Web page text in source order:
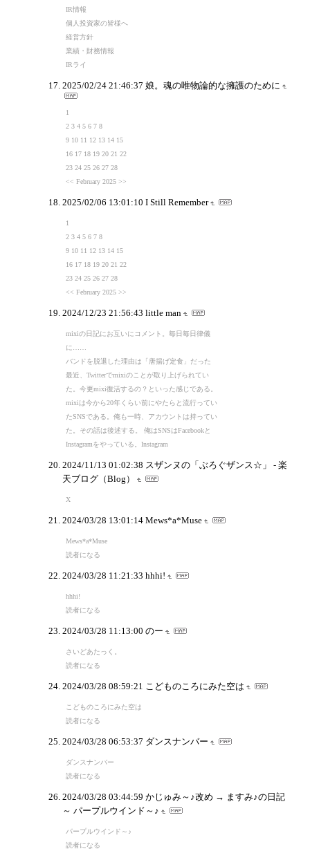
IR情報
個人投資家の皆様へ
経営方針
業績・財務情報
IRライ
2025/02/24 21:46:37 娘。魂の唯物論的な擁護のために
1
2 3 4 5 6 7 8
9 10 11 12 13 14 15
16 17 18 19 20 21 22
23 24 25 26 27 28
<< February 2025 >>
2025/02/06 13:01:10 I Still Remember
1
2 3 4 5 6 7 8
9 10 11 12 13 14 15
16 17 18 19 20 21 22
23 24 25 26 27 28
<< February 2025 >>
2024/12/23 21:56:43 little man
mixiの日記にお互いにコメント。毎日毎日律儀
に……
バンドを脱退した理由は「唐揚げ定食」だった
最近、Twitterでmixiのことが取り上げられてい
た。今更mixi復活するの？といった感じである。
mixiは今から20年くらい前にやたらと流行ってい
たSNSである。俺も一時、アカウントは持ってい
た。その話は後述する。 俺はSNSはFacebookと
Instagramをやっている。Instagram
2024/11/13 01:02:38 スザンヌの「ぶろぐザンス☆」 - 楽
天ブログ（Blog）
X
2024/03/28 13:01:14 Mews*a*Muse
Mews*a*Muse
読者になる
2024/03/28 11:21:33 hhhi!
hhhi!
読者になる
2024/03/28 11:13:00 のー
さいどあたっく。
読者になる
2024/03/28 08:59:21 こどものころにみた空は
こどものころにみた空は
読者になる
2024/03/28 06:53:37 ダンスナンバー
ダンスナンバー
読者になる
2024/03/28 03:44:59 かじゅみ～♪改め → ますみ♪の日記
～ パープルウインド～♪
パープルウインド～♪
読者になる